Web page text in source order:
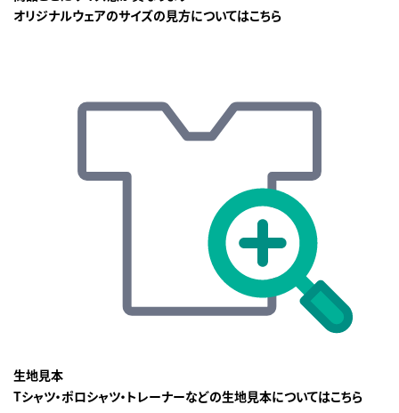
オリジナルウェアのサイズの見方についてはこちら
生地見本
Tシャツ・ポロシャツ・トレーナーなどの生地見本についてはこちら